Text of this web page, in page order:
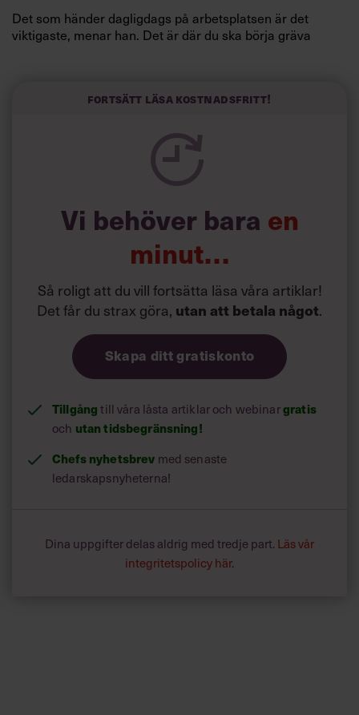
Det som händer dagligdags på arbetsplatsen är det
viktigaste, menar han. Det är där du ska börja gräva
och höjt arbetsglädjen på Google:
Fortsätt läsa kostnadsfritt!
Vi behöver bara en
minut…
Så roligt att du vill fortsätta läsa våra artiklar!
Det får du strax göra, utan att betala något.
Skapa ditt gratiskonto
Tillgångtill våra låsta artiklar och webinargratis
och utan tidsbegränsning!
Chefs nyhetsbrev med senaste
ledarskapsnyheterna!
Dina uppgifter delas aldrig med tredje part. Läs vår
integritetspolicy här.